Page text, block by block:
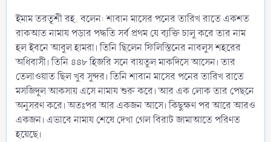
ইমাম তরতূশী রহ. বলেন: শাবান মাসের পনের তারিখ রাতে একশত
রাকআত নামায পড়ার পদ্ধতি সর্ব প্রথম যে ব্যক্তি চালু করে তার নাম
হল ইবনে আবুল হামরা। তিনি ছিলেন ফিলিস্তিনের নাবলুস শহরের
অধিবাসী। তিনি ৪৪৮ হিজরি সনে বায়তুল মাকদিসে আসেন। তার
তেলাওয়াত ছিল খুব সুন্দর। তিনি শাবান মাসের পনের তারিখ রাতে
মসজিদুল আকসায় এসে নামায শুরু করে। আর এক লোক তার পেছনে
অনুসরণ করে। অতঃপর আর একজন আসে। কিছুক্ষণ পর আরে আরও
একজন। এভাবে নামায শেষে দেখা গেল বিরাট জামাআতে পরিণত
হয়েছে।